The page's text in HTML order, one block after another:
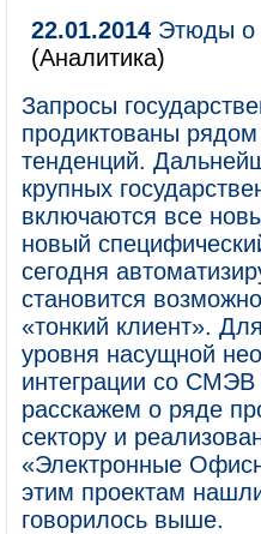
22.01.2014 Этюды о
(Аналитика)
Запросы
продиктованы
тенденций.
крупных
включаются все
новый
сегодня
становится
«тонкий клиент».
уровня насущной
интеграции со СМЭВ
расскажем о ряде
сектору и
«Электронные
этим проектам
говорилось выше.